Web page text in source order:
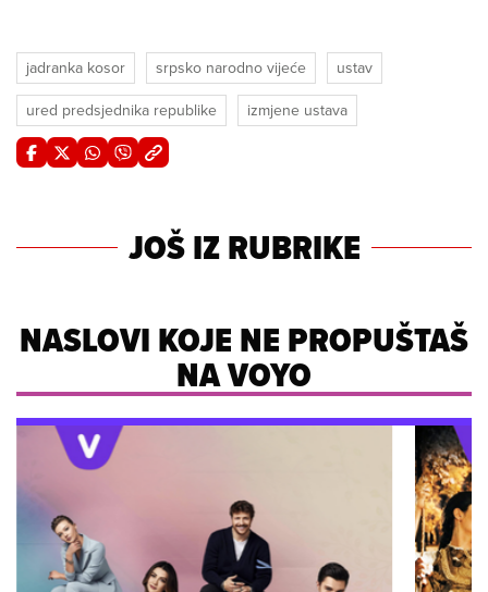
jadranka kosor srpsko narodno vijeće
ustav
ured predsjednika republike
izmjene ustava
JOŠ IZ RUBRIKE
NASLOVI KOJE NE PROPUŠTAŠ
NA VOYO